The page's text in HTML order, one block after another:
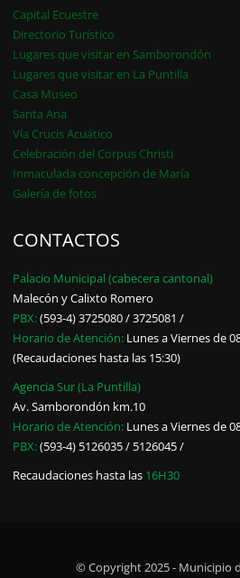
Capital Ecuestre
Directorio Turístico
Lugares que visitar en Samborondón
Lugares que visitar en La Puntilla
Casa Museo
Santa Ana
Vía Crucis Acuático
Celebración del Corpus Christi
Inmaculada concepción de María
Galería de fotos
CONTACTOS
Palacio Municipal (cabecera cantonal)
Malecón y Calixto Romero
PBX:(593-4) 3725080 / 3725081 /
Horario de Atención: Lunes a Viernes de
(Recaudaciones hasta las 15:30)
Agencia Sur (La Puntilla)
Av. Samborondón km.10
Horario de Atención: Lunes a Viernes de
PBX:(593-4) 5126035 / 5126045 /
Recaudaciones hasta las 16H30
© Copyright 2025 - Municipio